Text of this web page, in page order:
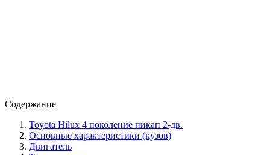
Содержание
Toyota Hilux 4 поколение пикап 2-дв.
Основные характеристики (кузов)
Двигатель